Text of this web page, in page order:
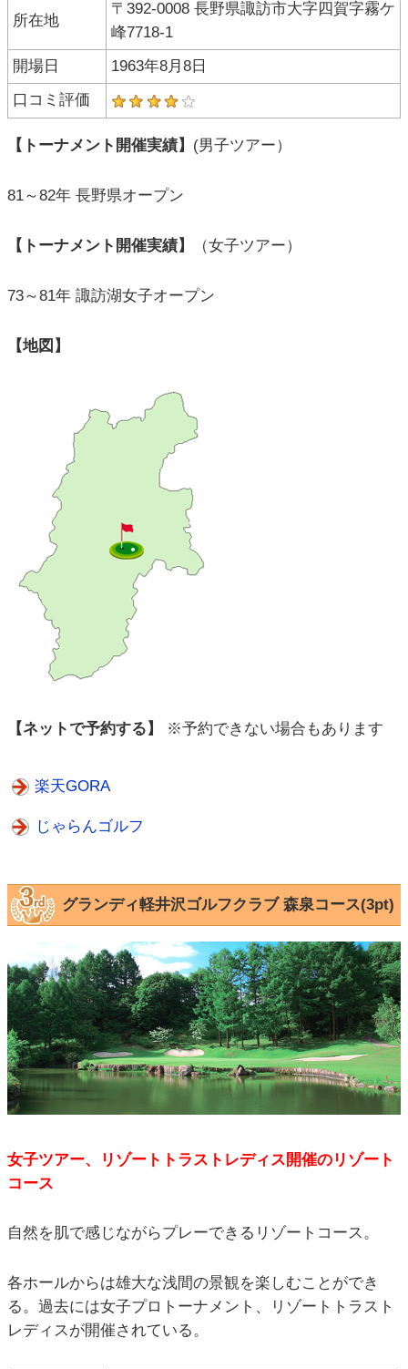
所在地
〒392-0008 長野県諏訪市大字四賀字霧ケ
峰7718-1
開場日
1963年8月8日
口コミ評価
【トーナメント開催実績】 (男子ツアー）
81～82年 長野県オープン
【トーナメント開催実績】 （女子ツアー）
73～81年 諏訪湖女子オープン
【地図】
【ネットで予約する】 ※予約できない場合もあります
楽天GORA
じゃらんゴルフ
グランディ軽井沢ゴルフクラブ 森泉コース(3pt)
女子ツアー、リゾートトラストレディス開催のリゾート
コース
自然を肌で感じながらプレーできるリゾートコース。
各ホールからは雄大な浅間の景観を楽しむことができ
る。過去には女子プロトーナメント、リゾートトラスト
レディスが開催されている。